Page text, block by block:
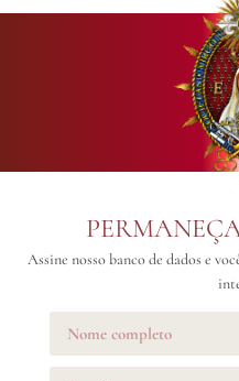
Assine nosso banco de dados e